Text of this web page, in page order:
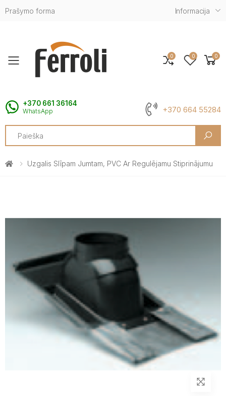
Prašymo forma Informacija
Toggle mobile menu
+370 661 36164
WhatsApp +370 664 55284
Search
0 0 0
Uzgalis Slīpam Jumtam, PVC Ar Regulējamu Stiprinājumu